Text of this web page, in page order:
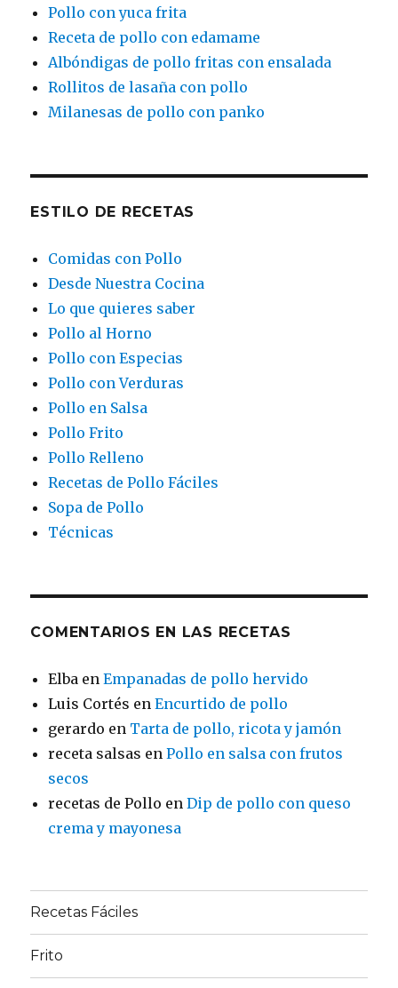
Pollo con yuca frita
Receta de pollo con edamame
Albóndigas de pollo fritas con ensalada
Rollitos de lasaña con pollo
Milanesas de pollo con panko
ESTILO DE RECETAS
Comidas con Pollo
Desde Nuestra Cocina
Lo que quieres saber
Pollo al Horno
Pollo con Especias
Pollo con Verduras
Pollo en Salsa
Pollo Frito
Pollo Relleno
Recetas de Pollo Fáciles
Sopa de Pollo
Técnicas
COMENTARIOS EN LAS RECETAS
Elba enEmpanadas de pollo hervido
Luis Cortés enEncurtido de pollo
gerardo en Tarta de pollo, ricota y jamón
receta salsas enPollo en salsa con frutos
secos
recetas de Pollo enDip de pollo con queso
crema y mayonesa
Recetas Fáciles
Frito